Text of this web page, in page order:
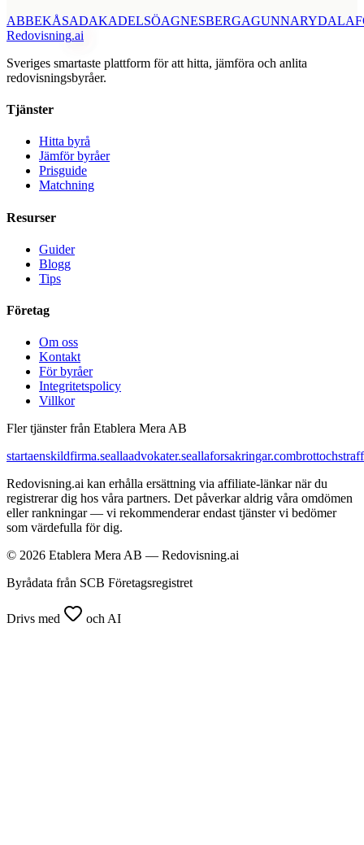
ABBEKÅSADAKADELSÖAGNESBERGAGUNNARYD
Redovisning.ai
Sveriges smartaste plattform för att hitta, jämföra och anlita
redovisningsbyråer.
Tjänster
Hitta byrå
Jämför byråer
Prisguide
Matchning
Resurser
Guider
Blogg
Tips
Företag
Om oss
Kontakt
För byråer
Integritetspolicy
Villkor
Fler tjänster från Etablera Mera AB
startaenskildfirma.seallaadvokater.seallaforsakringar.com
Redovisning.ai kan erhålla ersättning via affiliate-länkar när du
registrerar dig hos våra partners. Det påverkar aldrig våra omdömen
eller rankningar — vi rekommenderar endast tjänster vi bedömer
som värdefulla för dig.
© 2026 Etablera Mera AB — Redovisning.ai
Byrådata från SCB Företagsregistret
Drivs med och AI